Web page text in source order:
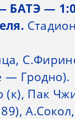
БАТЭ —
— Гродно).
(к), Пак